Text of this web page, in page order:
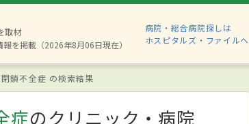
取材
を掲載（2026年8月06日現在）
病院・総合病院探しは
ホスピタルズ・ファイルへ
鎖不全症 の検索結果
症のクリニック・病院